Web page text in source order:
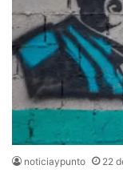
noticiaypunto 22